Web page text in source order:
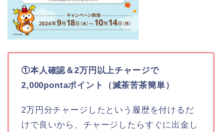
①本人確認＆2万円以上チャージで
2,000pontaポイント（滅茶苦茶簡単）
2万円分チャージしたという履歴を付けるだ
けで良いから、チャージしたらすぐに出金し